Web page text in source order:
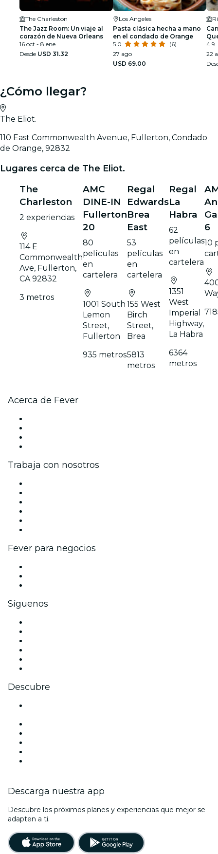
The Charleston
The Jazz Room: Un viaje al
corazón de Nueva Orleans
16 oct - 8 ene
Desde USD 31.32
Los Angeles
Pasta clásica hecha a mano
en el condado de Orange
5.0
(6)
27 ago
USD 69.00
4.9
22
¿Cómo llegar?
The Eliot.
110 East Commonwealth Avenue, Fullerton, Condado
de Orange, 92832
Lugares cerca de The Eliot.
The
Charleston
2 experiencias
114 E
Commonwealth
Ave, Fullerton,
CA 92832
3 metros
AMC
DINE-IN
Fullerton
20
80
películas
en
cartelera
1001 South
Lemon
Street,
Fullerton
935 metros
Regal
Edwards
Brea
East
53
películas
en
cartelera
155 West
Birch
Street,
Brea
5813
metros
Regal
La
Habra
62
películas
en
cartelera
1351
West
Imperial
Highway,
La Habra
6364
metros
6
10
Acerca de Fever
Trabaja con nosotros
Fever para negocios
Síguenos
Descubre
Descarga nuestra app
Descubre los próximos planes y experiencias que mejor se
adapten a ti.